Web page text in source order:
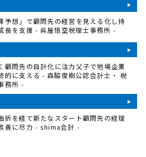
予想」で顧問先の経営を見える化し持
長を支援 - 呉屋悟空税理士事務所 -
顧問先の自計化に注力父子で地場企業
的に支える - 森脇俊樹公認会計士・ 税
務所 -
折を経て新たなスタート顧問先の経理
善に尽力 - shima会計 -